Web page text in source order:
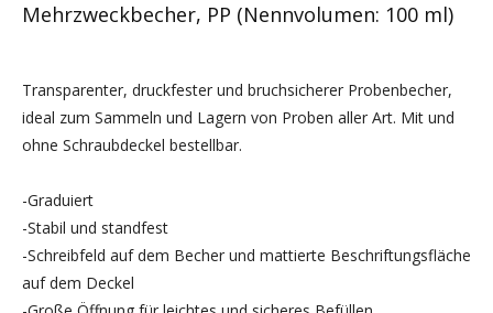
Mehrzweckbecher, PP (Nennvolumen: 100 ml)
Transparenter, druckfester und bruchsicherer Probenbecher,
ideal zum Sammeln und Lagern von Proben aller Art. Mit und
ohne Schraubdeckel bestellbar.
-Graduiert
-Stabil und standfest
-Schreibfeld auf dem Becher und mattierte Beschriftungsfläche
auf dem Deckel